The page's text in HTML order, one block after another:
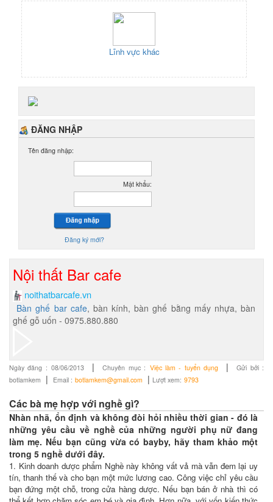
Lĩnh vực khác
ĐĂNG NHẬP
Tên đăng nhập:
Mật khẩu:
Đăng ký mới?
Nội thất Bar cafe
noithatbarcafe.vn
Bàn ghế bar cafe, bàn kính, bàn ghế bằng mấy nhựa, bàn
ghế gỗ uốn - 0975.880.880
Ngày đăng : 08/06/2013 |Chuyên mục : Việc làm - tuyển dụng |Gửi bởi :
botlamkem
| Email : botlamkem@gmail.com | Lượt xem: 9793
Các bà mẹ hợp với nghề gì?
Nhàn nhã, ổn định và không đòi hỏi nhiều thời gian - đó là
những yêu cầu về nghề của những người phụ nữ đang
làm mẹ. Nếu bạn cũng vừa có bayby, hãy tham khảo một
trong 5 nghề dưới đây.
1. Kinh doanh dược phẩm Nghề này không vất vả mà vẫn đem lại uy
tín, thanh thế và cho bạn một mức lương cao. Công việc chỉ yêu cầu
bạn đứng một chỗ, trong cửa hàng dược. Nếu bạn bán ở nhà thì có